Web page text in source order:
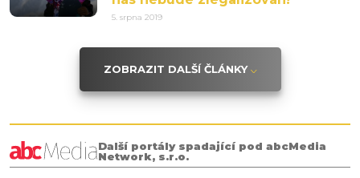
5. srpna 2019
ZOBRAZIT DALŠÍ ČLÁNKY
Další portály spadající pod abcMedia
Network, s.r.o.